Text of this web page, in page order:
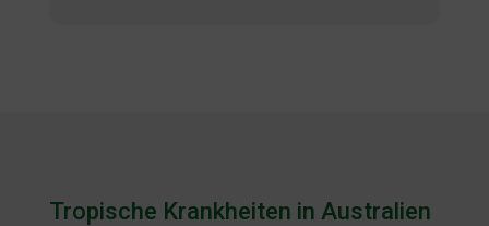
Tropische Krankheiten in Australien